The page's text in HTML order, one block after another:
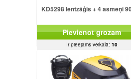
KD5298 lentzāģis + 4 asmeņi
Pievienot grozam
Ir pieejams veikalā: 10